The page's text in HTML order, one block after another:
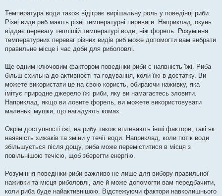
Температура води також відіграє вирішальну роль у поведінці риби.
Різні види риб мають різні температурні переваги. Наприклад, окунь
віддає перевагу теплішій температурі води, ніж форель. Розуміння
температурних переваг різних видів риб може допомогти вам вибрати
правильне місце і час доби для риболовлі.
Ще одним ключовим фактором поведінки риби є наявність їжі. Риба
більш схильна до активності та годування, коли їжі в достатку. Ви
можете використати це на свою користь, обираючи наживку, яка
імітує природне джерело їжі риби, яку ви намагаєтесь зловити.
Наприклад, якщо ви ловите форель, ви можете використовувати
маленькі мушки, що нагадують комах.
Окрім доступності їжі, на рибу також впливають інші фактори, такі як
наявність хижаків та зміни у течії води. Наприклад, коли потік води
збільшується після дощу, риба може переміститися в місця з
повільнішою течією, щоб зберегти енергію.
Розуміння поведінки риби важливо не лише для вибору правильної
наживки та місця риболовлі, але й може допомогти вам передбачити,
коли риба буде найактивнішою. Відстежуючи фактори навколишнього